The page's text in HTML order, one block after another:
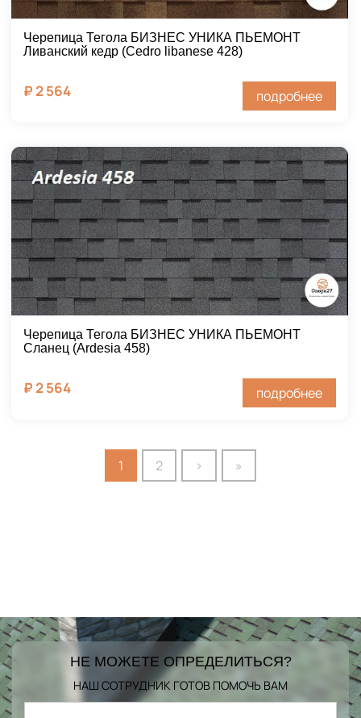
Черепица Тегола БИЗНЕС УНИКА ПЬЕМОНТ
Ливанский кедр (Cedro libanese 428)
₽2 564 подробнее
Черепица Тегола БИЗНЕС УНИКА ПЬЕМОНТ
Сланец (Ardesia 458)
₽2 564 подробнее
1 2 › »
НЕ МОЖЕТЕ ОПРЕДЕЛИТЬСЯ?
НАШ СОТРУДНИК ГОТОВ ПОМОЧЬ ВАМ